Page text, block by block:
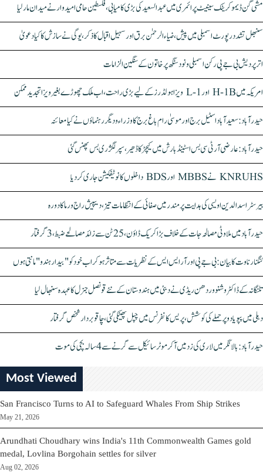
مشی گن ڈیموکریٹک سینیٹ پرائمری میں عبدالسعید کی بڑی کامیابی، فلسطین حامی امیدوار نے میدان مار لیا
سنبھل تشدد رپورٹ اسمبلی میں پیش، ضیاء الرحمٰن برق اور سہیل اقبال کا ذکر، یوگی نے سازش کا کیا دعویٰ
اتر پردیش بی جے پی رکن اسمبلی ونود سنگھ پر خاتون کے سنگین الزامات
امریکہ میں H-1B اور L-1 ویزا ہولڈرز کے لیے بڑی راحت، اب ملک چھوڑے بغیر ویزا تجدید ممکن
حیدرآباد: سعیدآباد اسٹیل برج اور موسیٰ رام باغ برج کا وزراء و دیگر رہنماؤں نے کیا معائنہ
حیدرآباد: عارضی آر ٹی سی بس اسٹینڈ بارش میں کیچڑ کا ڈھیر، سپر لگژری بس پھنس گئی
KNRUHS نے MBBS اور BDS داخلوں کا نوٹیفکیشن جاری کر دیا
بیرسٹر اسدالدین اویسی کی ہدایت پر مندر میں صفائی کے انتظامات تیز، دیپیش راج ورما کا دورہ
حیدرآباد میں ملاوٹی مصالحہ جات کے خلاف بڑا کریک ڈاؤن، 25 ٹن سے زائد مصالحے ضبط، 3 گرفتار
کنگنا رناوت کا بیان: بی جے پی اور آر ایس ایس کے نظریات سے متاثر ہو کر اب خود کو "بیدار ہندو" مانتی ہوں
تلنگانہ کے ڈاکٹر وشنو وردھن ریڈی نے دبئی میں ہندوستان کے نئے قونصل جنرل کا عہدہ سنبھال لیا
دہلی میں پپو یادو پر حملے کی کوشش، پریس کانفرنس میں چپل پھینکی گئی، چاقو بردار شخص گرفتار
حیدرآباد: بالا نگر میں لاری کی زد میں آکر موٹرسائیکل سے گرنے سے 4 سالہ بچی کی موت
Most Viewed
San Francisco Turns to AI to Safeguard Whales From Ship Strikes
May 21, 2026
Arundhati Choudhary wins India's 11th Commonwealth Games gold
medal, Lovlina Borgohain settles for silver
Aug 02, 2026